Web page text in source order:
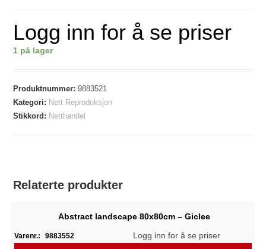
Logg inn for å se priser
1 på lager
Produktnummer:9883521
Kategori: Nett Reproduksjon
Stikkord: Netthandel
Relaterte produkter
Abstract landscape 80x80cm – Giclee
Varenr.: 9883552 Logg inn for å se priser